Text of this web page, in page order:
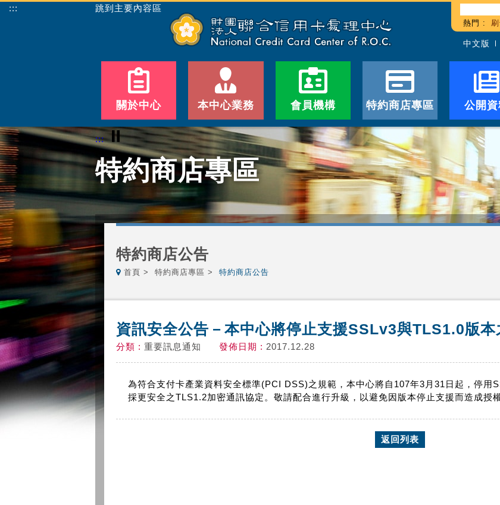
::: 跳到主要內容區
熱門 :
中文版
關於中心 本中心業務 會員機構 特約商店專區 公開
::: ⏸
特約商店專區
特約商店公告
首頁 特約商店專區 特約商店公告
資訊安全公告－本中心將停止支援SSLv3與TLS1.0版本
分類 : 重要訊息通知 發佈日期 : 2017.12.28
為符合支付卡產業資料安全標準(PCI DSS)之規範，本中心將自107年3月31日起，停用
採更安全之TLS1.2加密通訊協定。敬請配合進行升級，以避免因版本停止支援而造成授
返回列表